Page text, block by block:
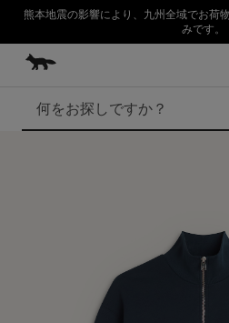
熊本地震の影響により、九州全域でお荷
みです。
SUMMER SALE : 2026年春夏コレクショ
い求めやすくなりました。対象
コンテンツにスキップ
Skip to Footer
検索